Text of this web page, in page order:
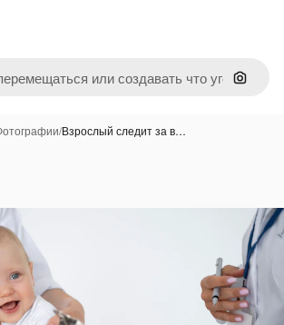
Поиск
/Взрослый следит за в…